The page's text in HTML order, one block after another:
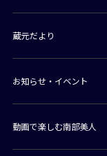
蔵元だより
お知らせ・イベント
動画で楽しむ南部美人